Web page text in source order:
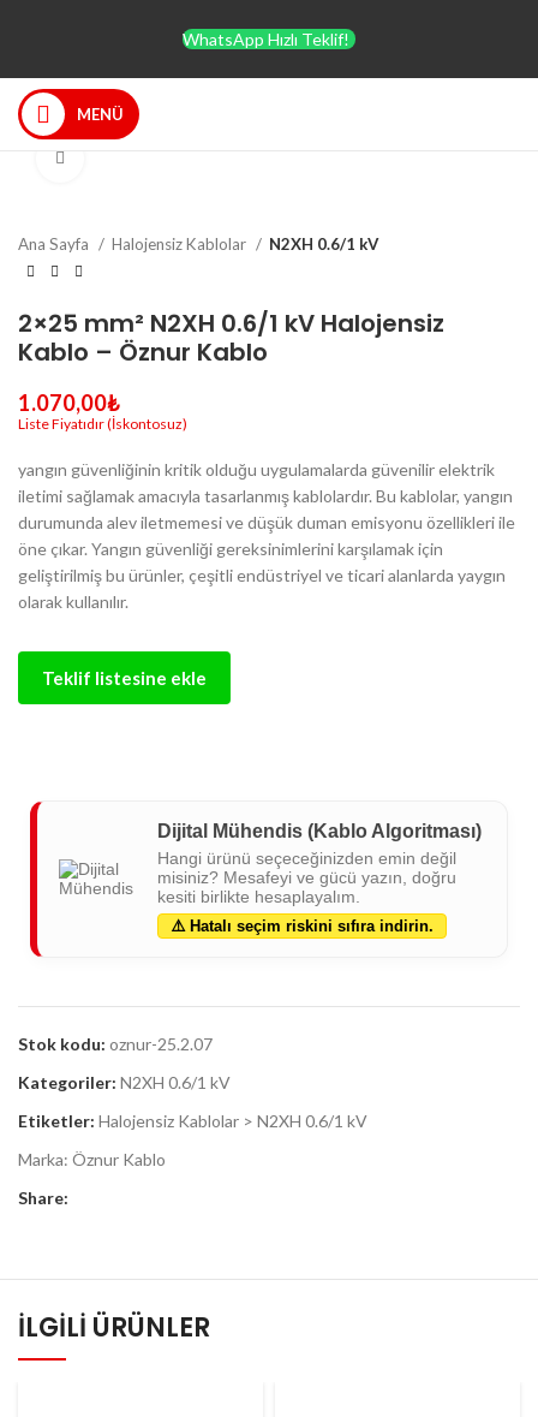
WhatsApp Hızlı Teklif!
MENÜ
Ana Sayfa Halojensiz Kablolar N2XH 0.6/1 kV
2×25 mm² N2XH 0.6/1 kV Halojensiz
Kablo – Öznur Kablo
1.070,00₺
yangın güvenliğinin kritik olduğu uygulamalarda güvenilir elektrik
iletimi sağlamak amacıyla tasarlanmış kablolardır. Bu kablolar, yangın
durumunda alev iletmemesi ve düşük duman emisyonu özellikleri ile
öne çıkar. Yangın güvenliği gereksinimlerini karşılamak için
geliştirilmiş bu ürünler, çeşitli endüstriyel ve ticari alanlarda yaygın
olarak kullanılır.
Teklif listesine ekle
Dijital Mühendis (Kablo Algoritması)
Hangi ürünü seçeceğinizden emin değil
misiniz? Mesafeyi ve gücü yazın, doğru
kesiti birlikte hesaplayalım.
⚠️ Hatalı seçim riskini sıfıra indirin.
Stok kodu: oznur-25.2.07
Kategoriler: N2XH 0.6/1 kV
Etiketler: Halojensiz Kablolar > N2XH 0.6/1 kV
Marka: Öznur Kablo
Share:
İLGILI ÜRÜNLER